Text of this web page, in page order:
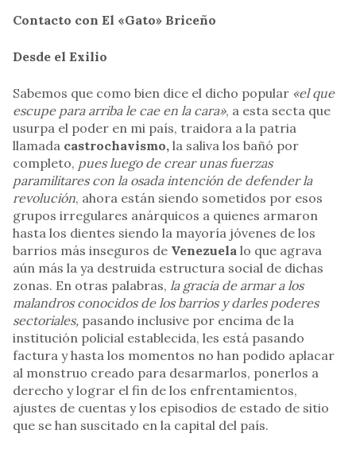
Contacto con El «Gato» Briceño
Desde el Exilio
Sabemos que como bien dice el dicho popular «el que
escupe para arriba le cae en la cara», a esta secta que
usurpa el poder en mi país, traidora a la patria
llamada castrochavismo, la saliva los bañó por
completo, pues luego de crear unas fuerzas
paramilitares con la osada intención de defender la
revolución, ahora están siendo sometidos por esos
grupos irregulares anárquicos a quienes armaron
hasta los dientes siendo la mayoría jóvenes de los
barrios más inseguros de Venezuela lo que agrava
aún más la ya destruida estructura social de dichas
zonas. En otras palabras, la gracia de armar a los
malandros conocidos de los barrios y darles poderes
sectoriales, pasando inclusive por encima de la
institución policial establecida, les está pasando
factura y hasta los momentos no han podido aplacar
al monstruo creado para desarmarlos, ponerlos a
derecho y lograr el fin de los enfrentamientos,
ajustes de cuentas y los episodios de estado de sitio
que se han suscitado en la capital del país.